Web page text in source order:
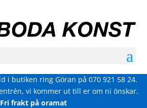
i butiken ring Göran på 070 921 58 24.
vi kommer ut till er om ni önskar.
Fri frakt på oramat